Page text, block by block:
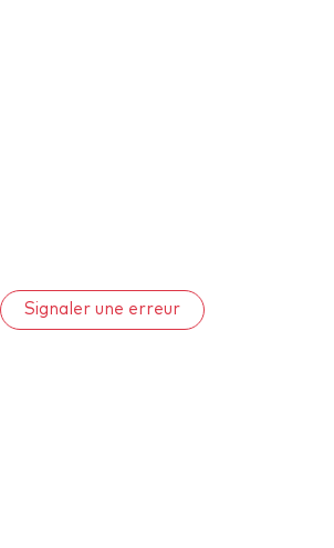
Signaler une erreur